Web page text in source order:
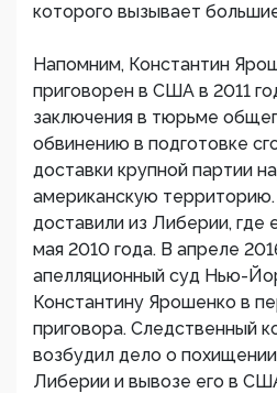
которого вызывает
Напомним, Константин
приговорен в США в 2011
заключения в тюрьме
обвинению в подготовке
доставки крупной партии
американскую
доставили из Либерии, где
мая 2010 года. В апреле
апелляционный суд Нью-
Константину Ярошенко в
приговора. Следственный
возбудил дело о
Либерии и вывозе его в